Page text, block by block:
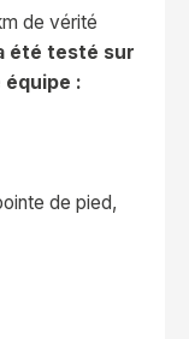
de vérité
été testé sur
:
de pied,